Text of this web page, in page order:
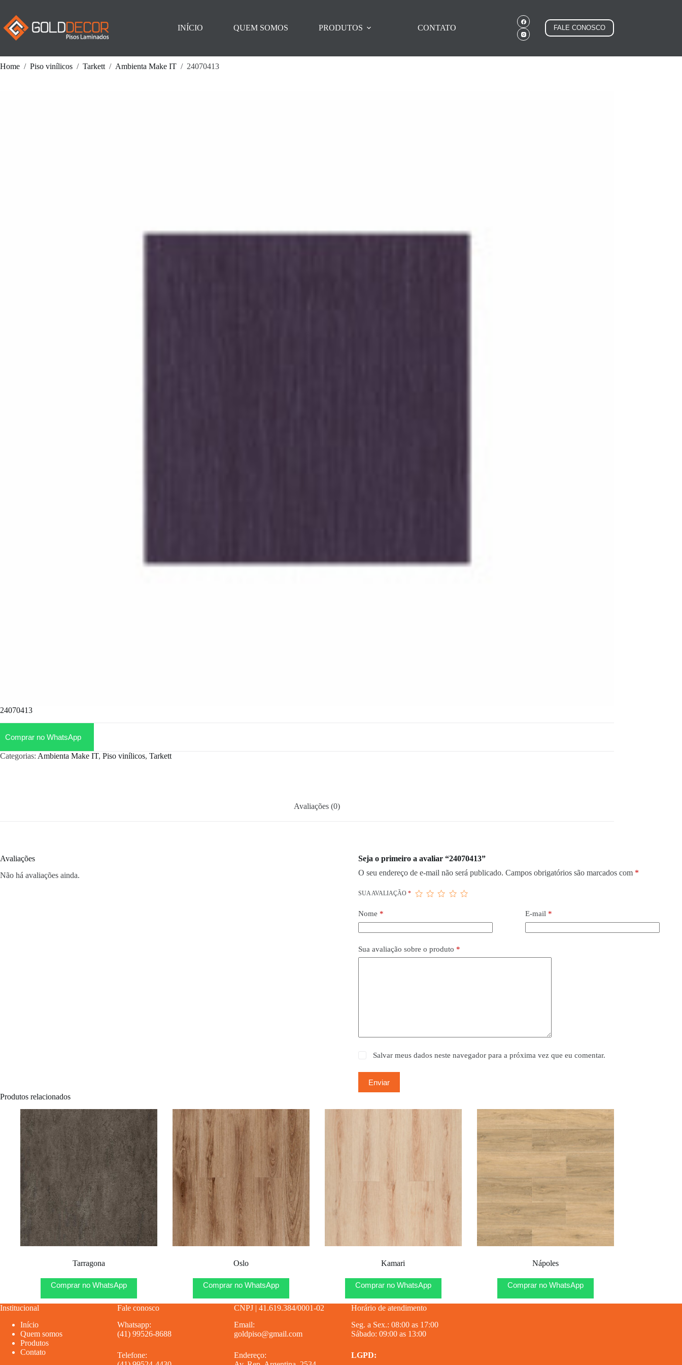
conteúdo
INÍCIO QUEM SOMOS PRODUTOS CONTATO FALE CONOSCO
Home / Piso vinílicos / Tarkett / Ambienta Make IT / 24070413
24070413
Comprar no WhatsApp
Categorias: Ambienta Make IT, Piso vinílicos, Tarkett
Avaliações (0)
Avaliações
Não há avaliações ainda.
Seja o primeiro a avaliar “24070413”
O seu endereço de e-mail não será publicado. Campos obrigatórios são marcados com *
SUA AVALIAÇÃO *
Nome * E-mail*
Sua avaliação sobre o produto *
Salvar meus dados neste navegador para a próxima vez que eu comentar.
Enviar
Produtos relacionados
Tarragona
Comprar no WhatsApp
Oslo
Comprar no WhatsApp
Kamari
Comprar no WhatsApp
Nápoles
Comprar no WhatsApp
Institucional
Início
Quem somos
Produtos
Contato
Fale conosco
Whatsapp:
(41) 99526-8688
Telefone:
CNPJ | 41.619.384/0001-02
Email:
goldpiso@gmail.com
Endereço:
Horário de atendimento
Seg. a Sex.: 08:00 as 17:00
Sábado: 09:00 as 13:00
LGPD: